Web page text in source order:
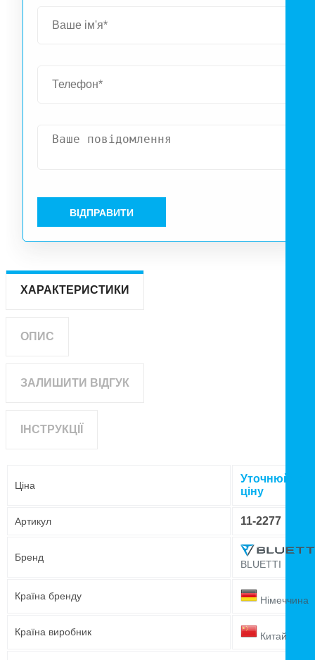
ВІДПРАВИТИ
ХАРАКТЕРИСТИКИ
ОПИС
ЗАЛИШИТИ ВІДГУК
ІНСТРУКЦІЇ
Ціна
Уточнюйте
ціну
Артикул 11-2277
Бренд
BLUETTI
Країна бренду Німеччина
Країна виробник Китай